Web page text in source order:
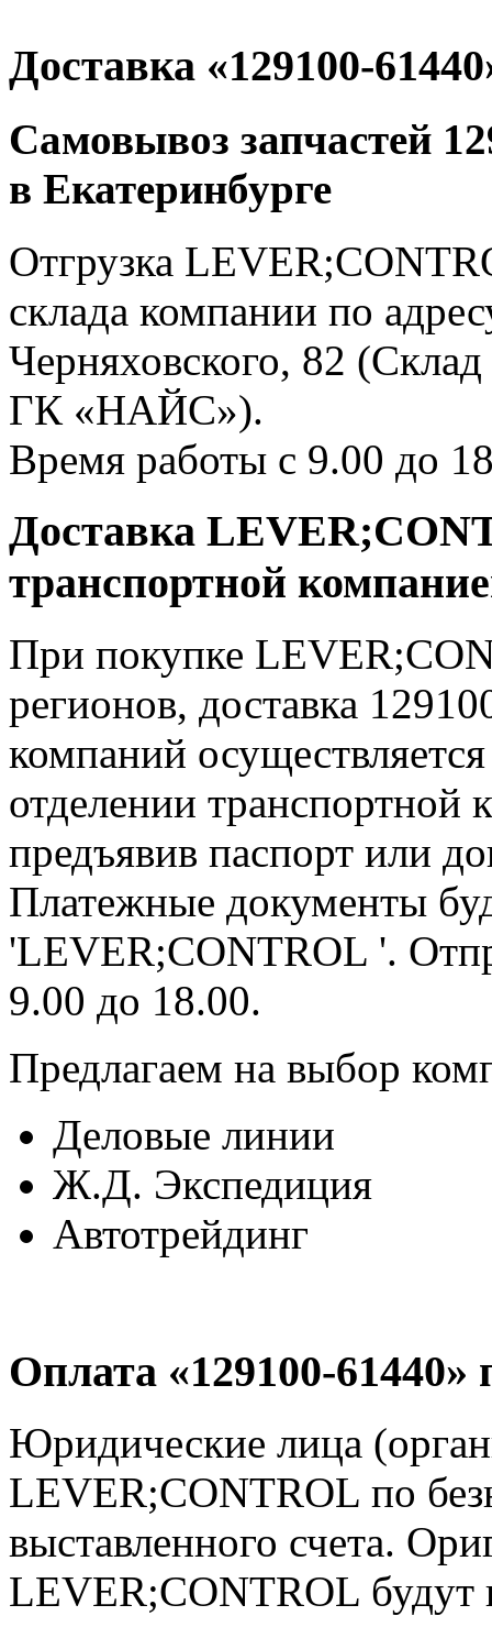
Доставка «129100-
Самовывоз запчастей
в Екатеринбурге
Отгрузка
склада компании по
Черняховского, 82
ГК «НАЙС»).
Время работы с 9.00 до
Доставка
транспортной
При покупке
регионов, доставка
компаний
отделении транспортной
предъявив паспорт или
Платежные документы
'LEVER;CONTROL '.
9.00 до 18.00.
Предлагаем на выбор
Деловые линии
Ж.Д. Экспедиция
Автотрейдинг
Оплата «129100-61440»
Юридические лица
LEVER;CONTROL по
выставленного счета.
LEVER;CONTROL будут